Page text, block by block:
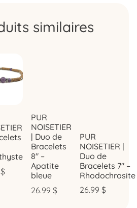
similaires
$
PUR
NOISETIER
| Duo de
Bracelets
8″ –
Apatite
bleue
26.99 $
PUR
NOISETIER |
Duo de
Bracelets 7″ –
Rhodochrosite
26.99 $